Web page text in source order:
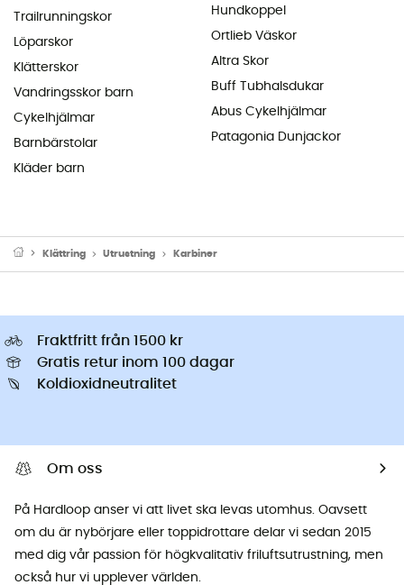
Trailrunningskor
Löparskor
Klätterskor
Vandringsskor barn
Cykelhjälmar
Barnbärstolar
Kläder barn
Hundkoppel
Ortlieb Väskor
Altra Skor
Buff Tubhalsdukar
Abus Cykelhjälmar
Patagonia Dunjackor
Klättring Utrustning Karbiner
Fraktfritt från 1500 kr
Gratis retur inom 100 dagar
Koldioxidneutralitet
Om oss
På Hardloop anser vi att livet ska levas utomhus. Oavsett
om du är nybörjare eller toppidrottare delar vi sedan 2015
med dig vår passion för högkvalitativ friluftsutrustning, men
också hur vi upplever världen.